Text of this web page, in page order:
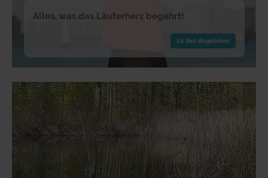
Alles, was das Läuferherz begehrt!
zu den Angeboten